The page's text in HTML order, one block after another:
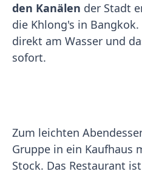
den Kanälen der Stadt
die Khlong's in
direkt am Wasser und
sofort.
Zum leichten
Gruppe in ein Kaufhaus
Stock. Das Restaurant